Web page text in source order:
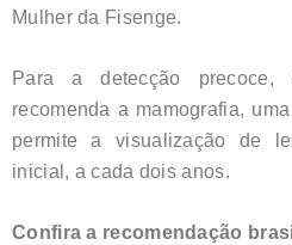
Mulher da Fisenge.
Para a detecção
recomenda a mamografia,
permite a visualização de
inicial, a cada dois anos.
Confira a recomendação